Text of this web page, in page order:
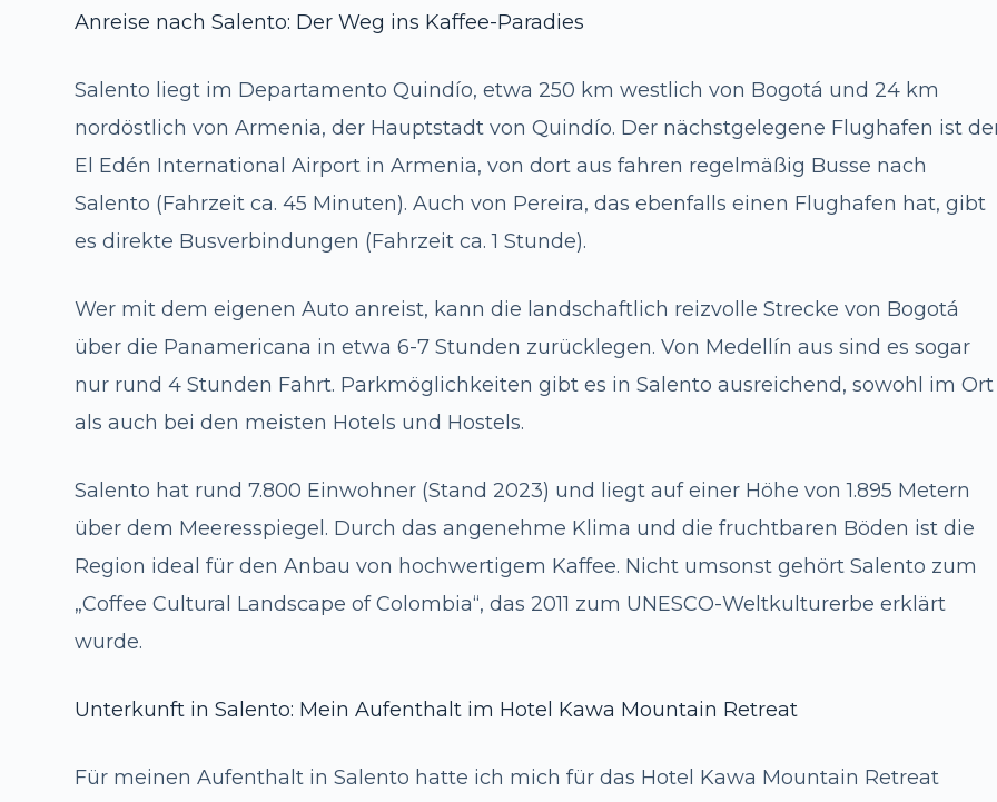
Anreise nach Salento: Der Weg ins Kaffee-Paradies
Salento liegt im Departamento Quindío, etwa 250 km westlich von Bogotá und 24 km
nordöstlich von Armenia, der Hauptstadt von Quindío. Der nächstgelegene Flughafen ist
El Edén International Airport in Armenia, von dort aus fahren regelmäßig Busse nach
Salento (Fahrzeit ca. 45 Minuten). Auch von Pereira, das ebenfalls einen Flughafen hat, gibt
es direkte Busverbindungen (Fahrzeit ca. 1 Stunde).
Wer mit dem eigenen Auto anreist, kann die landschaftlich reizvolle Strecke von Bogotá
über die Panamericana in etwa 6-7 Stunden zurücklegen. Von Medellín aus sind es sogar
nur rund 4 Stunden Fahrt. Parkmöglichkeiten gibt es in Salento ausreichend, sowohl im Ort
als auch bei den meisten Hotels und Hostels.
Salento hat rund 7.800 Einwohner (Stand 2023) und liegt auf einer Höhe von 1.895 Metern
über dem Meeresspiegel. Durch das angenehme Klima und die fruchtbaren Böden ist die
Region ideal für den Anbau von hochwertigem Kaffee. Nicht umsonst gehört Salento zum
„Coffee Cultural Landscape of Colombia“, das 2011 zum UNESCO-Weltkulturerbe erklärt
wurde.
Unterkunft in Salento: Mein Aufenthalt im Hotel Kawa Mountain Retreat
Für meinen Aufenthalt in Salento hatte ich mich für das Hotel Kawa Mountain Retreat